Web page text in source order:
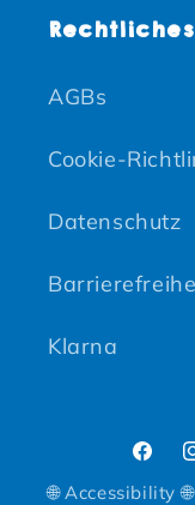
Rechtliches
AGBs
Cookie-
Datenschutz
Klarna
🌐 Accessibility 🌐